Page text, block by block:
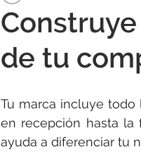
de tu
Tu marca incluye
en recepción hasta la
ayuda a diferenciar tu